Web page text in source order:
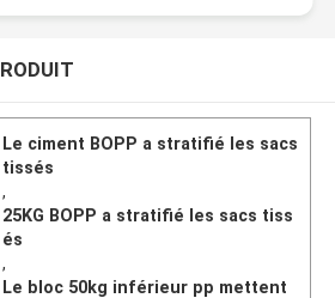
Le ciment BOPP a stratifié les sacs
tissés
,
25KG BOPP a stratifié les sacs tiss
és
,
Le bloc 50kg inférieur pp mettent